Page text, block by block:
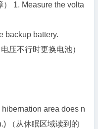
） 1. Measure the volta
backup battery.
压不行时更换电池）
area does n
（从休眠区域读到的